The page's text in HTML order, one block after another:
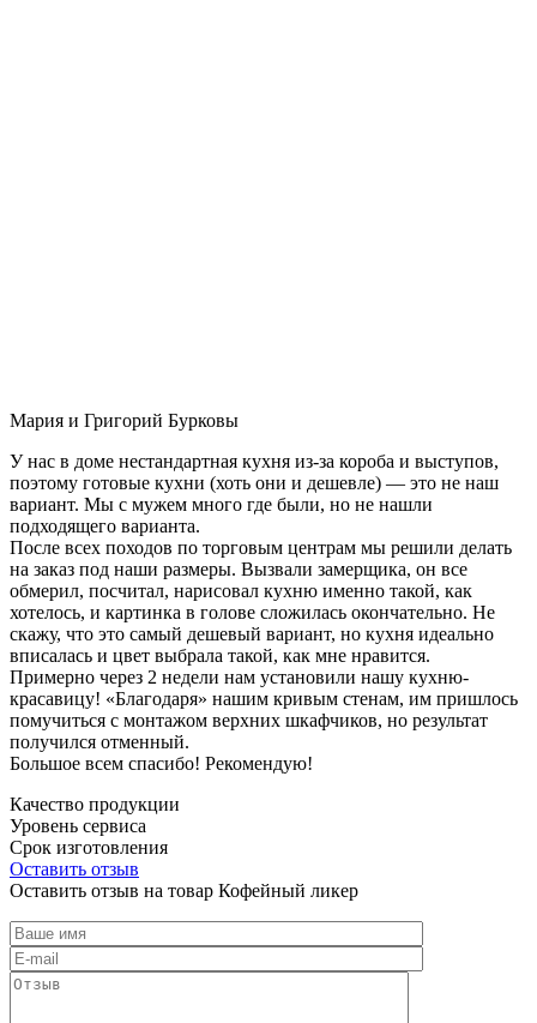
Мария и Григорий Бурковы
У нас в доме нестандартная кухня из-за короба и выступов,
поэтому готовые кухни (хоть они и дешевле) — это не наш
вариант. Мы с мужем много где были, но не нашли
подходящего варианта.
После всех походов по торговым центрам мы решили делать
на заказ под наши размеры. Вызвали замерщика, он все
обмерил, посчитал, нарисовал кухню именно такой, как
хотелось, и картинка в голове сложилась окончательно. Не
скажу, что это самый дешевый вариант, но кухня идеально
вписалась и цвет выбрала такой, как мне нравится.
Примерно через 2 недели нам установили нашу кухню-
красавицу! «Благодаря» нашим кривым стенам, им пришлось
помучиться с монтажом верхних шкафчиков, но результат
получился отменный.
Большое всем спасибо! Рекомендую!
Качество продукции
Уровень сервиса
Срок изготовления
Оставить отзыв
Оставить отзыв на товар Кофейный ликер